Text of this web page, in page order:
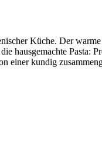
Küche. Der
hausgemachte Pasta:
einer kundig